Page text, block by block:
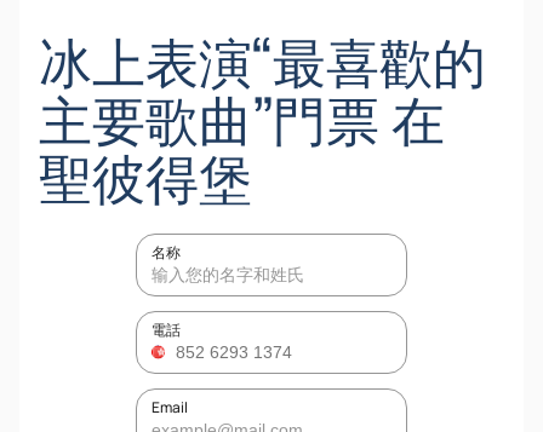
冰上表演“最喜歡的
主要歌曲”門票 在
聖彼得堡
名称
電話
Email